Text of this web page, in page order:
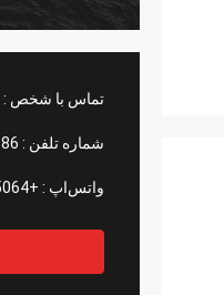
تماس با شخص :
شماره تلفن : 86 18060985064
واتس‌اپ : +8618060985064